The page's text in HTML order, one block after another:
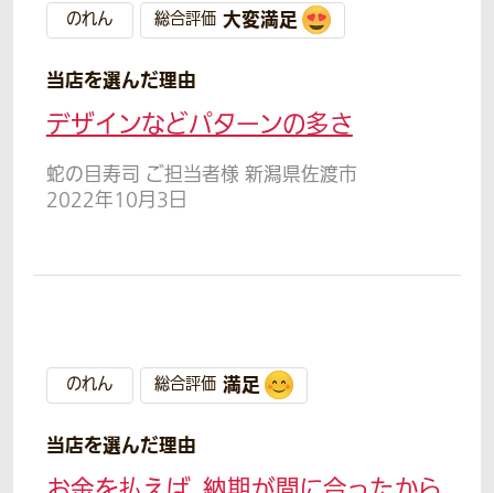
のれん 総合評価 大変満足
当店を選んだ理由
デザインなどパターンの多さ
蛇の目寿司 ご担当者様 新潟県佐渡市
2022年10月3日
のれん 総合評価 満足
当店を選んだ理由